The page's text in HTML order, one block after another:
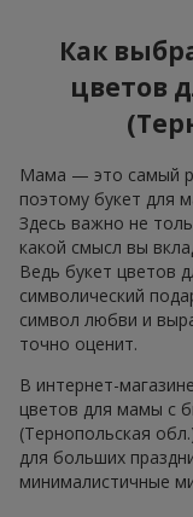
Как
цветов
Мама — это самый
поэтому букет для
Здесь важно не
какой смысл вы
Ведь букет цветов
символический
символ любви и
точно оценит.
В интернет-магазине
цветов для мамы с
(Тернопольская
для больших
минималистичные